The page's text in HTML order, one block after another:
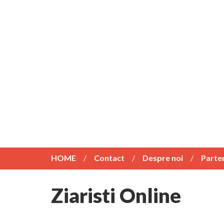
HOME Contact Despre noi
Ziaristi Online